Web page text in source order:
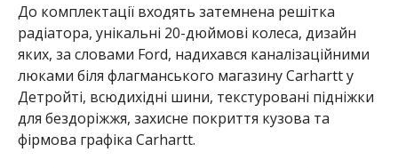
До комплектації входять затемнена решітка
радіатора, унікальні 20-дюймові колеса, дизайн
яких, за словами Ford, надихався каналізаційними
люками біля флагманського магазину Carhartt у
Детройті, всюдихідні шини, текстуровані підніжки
для бездоріжжя, захисне покриття кузова та
фірмова графіка Carhartt.